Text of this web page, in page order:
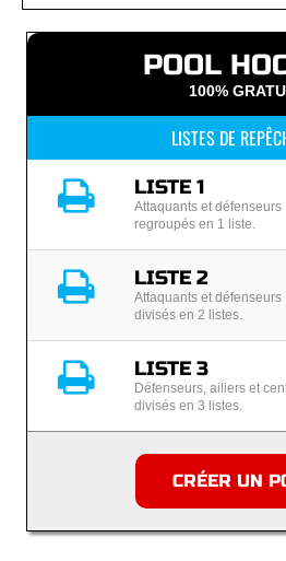
POOL
100%
LISTES DE
LISTE 1
Attaquants et défenseurs
regroupés en 1 liste.
LISTE 2
Attaquants et défenseurs
divisés en 2 listes.
LISTE 3
Défenseurs, ailiers et
divisés en 3 listes.
CRÉER UN